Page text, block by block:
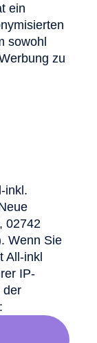
ein
sowohl
zu
inkl.
02742
Wenn Sie
All-inkl
IP-
der